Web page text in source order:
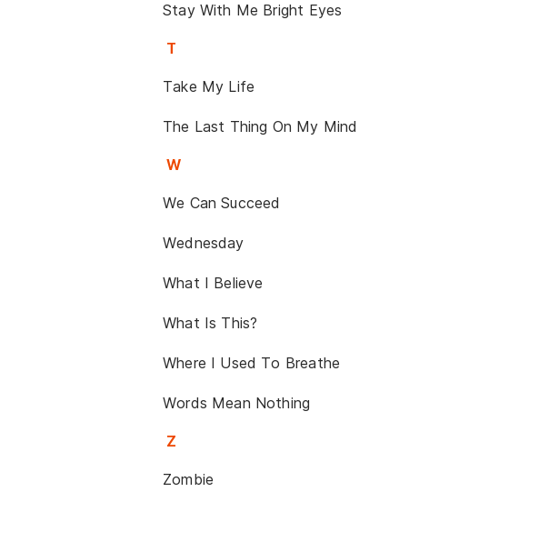
Stay With Me Bright Eyes
T
Take My Life
The Last Thing On My Mind
W
We Can Succeed
Wednesday
What I Believe
What Is This?
Where I Used To Breathe
Words Mean Nothing
Z
Zombie